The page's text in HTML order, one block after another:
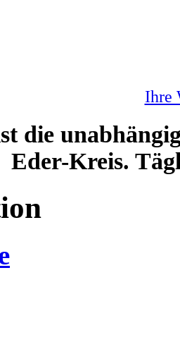
Ihre
die
Eder-Kreis.